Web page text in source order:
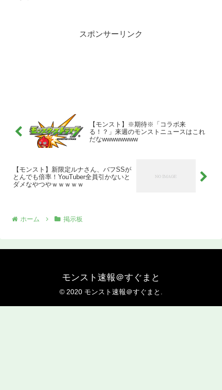
スポンサーリンク
【モンスト】※期待※「コラボ来
る！？」来週のモンストニュースはこれ
だなwwwwwwww
【モンスト】新限定ルナさん、バフSSが
とんでも倍率！YouTuber全員引かないと
ダメなやつやｗｗｗｗｗ
ホーム 掲示板
モンスト速報＠すぐまと
© 2020 モンスト速報＠すぐまと.